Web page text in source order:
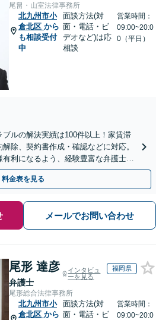
尾畠・山室法律事務所
北九州市小
倉北区 から
も相談受付
中
面談方法(対
面・電話・ビ
デオなど)は応
相談
営業時間：
09:00~20:0
0（平日）
ブルの解決実績は100件以上！家賃滞
除、契約書作成・確認などに対応。
有利になるよう、経験豊富な弁護士が
からお越しください
料金表を見る
メールでお問い合わせ
尾形 達彦
弁護士
インタビュ
ーを見る
福岡県
尾形総合法律事務所
北九州市小
倉北区 から
面談方法(対
面・電話・ビ
営業時間：
09:00~20:0